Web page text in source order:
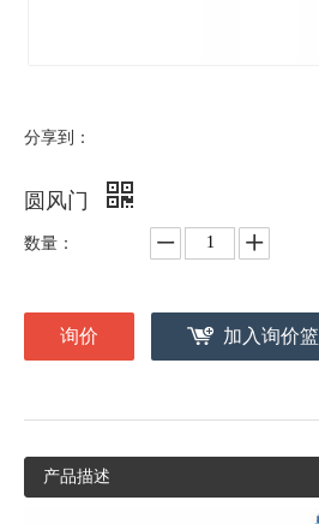
分享到：
圆风门
数量：
询价 加入询价篮
产品描述